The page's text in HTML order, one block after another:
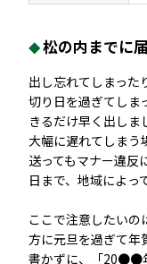
松の内までに
出し忘れてしまった
切り日を過ぎてしま
きるだけ早く出しま
大幅に遅れてしまう
送ってもマナー違反
日まで、地域によっ
ここで注意したいの
方に元旦を過ぎて年
書かずに、「20●●